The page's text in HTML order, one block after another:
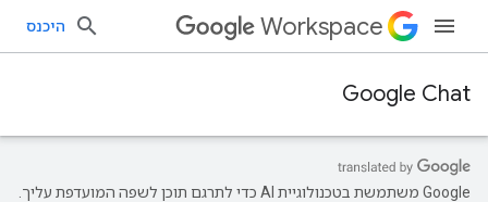
Workspace היכנס
Google Chat
‫Google משתמשת בטכנולוגיית AI כדי לתרגם תוכן לשפה המועדפת עליך.